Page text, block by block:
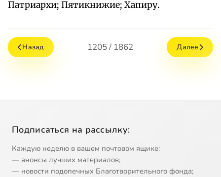
Патриархи; Пятикнижие; Хапиру.
Назад 1205 / 1862 Далее
Подписаться на рассылку:
Каждую неделю в вашем почтовом ящике:
— анонсы лучших материалов;
— новости подопечных Благотворительного фонда;